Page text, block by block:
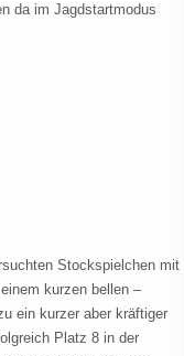
da im Jagdstartmodus
Stockspielchen mit
kurzen bellen –
ein kurzer aber kräftiger
Platz 8 in der